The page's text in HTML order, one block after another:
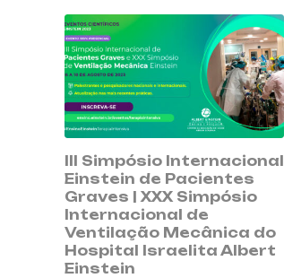
III Simpósio Internacional
Einstein de Pacientes
Graves | XXX Simpósio
Internacional de
Ventilação Mecânica do
Hospital Israelita Albert
Einstein